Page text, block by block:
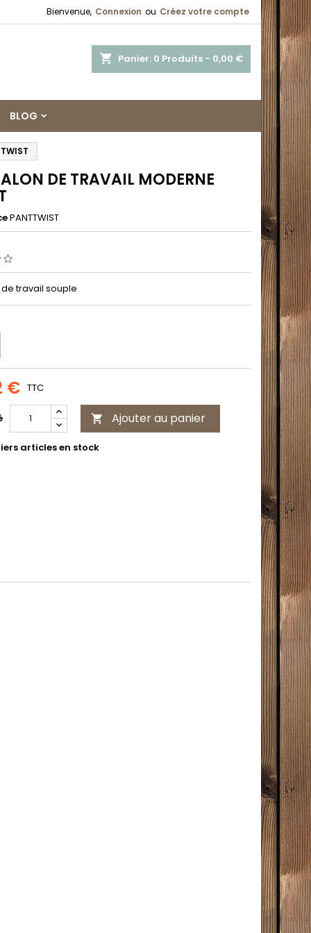
Bienvenue, Connexion ou Créez votre compte
shopping_cart Panier: 0 Produits - 0,00 €
BLOG
DE TRAVAIL MODERNE
PANTTWIST
travail souple
€ TTC
 Ajouter au panier
articles en stock